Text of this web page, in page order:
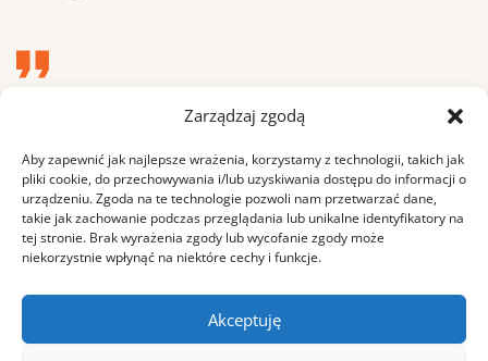
Zarządzaj zgodą
Aby zapewnić jak najlepsze wrażenia, korzystamy z technologii, takich jak
pliki cookie, do przechowywania i/lub uzyskiwania dostępu do informacji o
urządzeniu. Zgoda na te technologie pozwoli nam przetwarzać dane,
takie jak zachowanie podczas przeglądania lub unikalne identyfikatory na
tej stronie. Brak wyrażenia zgody lub wycofanie zgody może
niekorzystnie wpłynąć na niektóre cechy i funkcje.
Akceptuję
“I am so happy, my dear friend, so absorbed in the
be incapable of drawing a single stroke at the
present moment.”
Maria Sharapova